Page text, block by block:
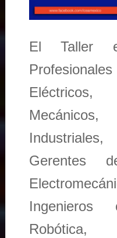
El Taller
Gerentes
Ingenieros